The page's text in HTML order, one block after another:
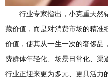
行业专家指出，小克重天然
藏价值，而是对消费市场的精
价值，使其从一生一次的奢侈品
费群体年轻化、场景日常化、
行业正迎来更为多元、更具活力